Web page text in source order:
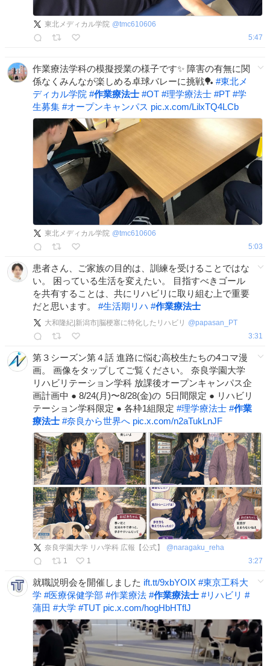
東北メディカル学院 @tmc610606
5:47
作業療法学科の模擬授業の様子です✨ 障害の有無に関
係なくみんなが楽しめる卓球バレーに挑戦🏓 #東北メ
ディカル学院 #作業療法士 #OT #理学療法士 #PT #学
生募集 #オープンキャンパス pic.x.com/LilxTQ4LCb
東北メディカル学院 @tmc610606
5:03
患者さん、ご家族の目的は、訓練を受けることではな
い。 困っている生活を変えたい。 目指すべきゴール
を共有することは、共にリハビリに取り組む上で重要
だと思います。 #生活期リハ #作業療法士
大和隆紀|新潟市|脳梗塞に特化したリハビリ @papasan_PT
3:31
第３シーズン第４話 進路に悩む高校生たちの4コマ漫
画。 画像をタップしてご覧ください。 奈良学園大学
リハビリテーション学科 放課後オープンキャンパス企
画計画中 ● 8/24(月)〜8/28(金)の 5日間限定 ● リハビリ
テーション学科限定 ● 各枠1組限定 #理学療法士 #作業
療法士 #奈良から世界へ pic.x.com/n2aTukLnJF
奈良学園大学 リハ学科 広報【公式】 @naragaku_reha
1
1 3:27
就職説明会を開催しました ift.tt/9xbYOIX #東京工科大
学 #医療保健学部 #作業療法 #作業療法士 #リハビリ #
蒲田 #大学 #TUT pic.x.com/hogHbHTflJ